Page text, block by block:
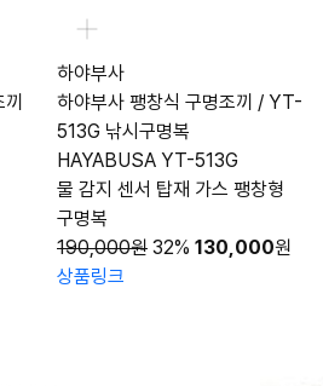
하야부사
하야부사 팽창식 구명조끼 / YT-
513G 낚시구명복
HAYABUSA YT-513G
물 감지 센서 탑재 가스 팽창형
구명복
190,000원 32% 130,000원
상품링크